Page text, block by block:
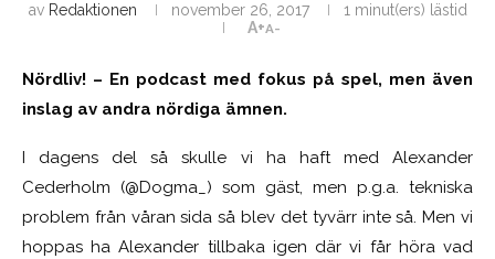
av Redaktionen november 26, 2017
1 minut(ers) lästid
A+A-
Nördliv! – En podcast med fokus på spel, men även
inslag av andra nördiga ämnen.
I dagens del så skulle vi ha haft med Alexander
Cederholm (@Dogma_) som gäst, men p.g.a. tekniska
problem från våran sida så blev det tyvärr inte så. Men vi
hoppas ha Alexander tillbaka igen där vi får höra vad